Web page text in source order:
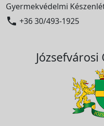
Gyermekvédelmi
 +36 30/493-1925